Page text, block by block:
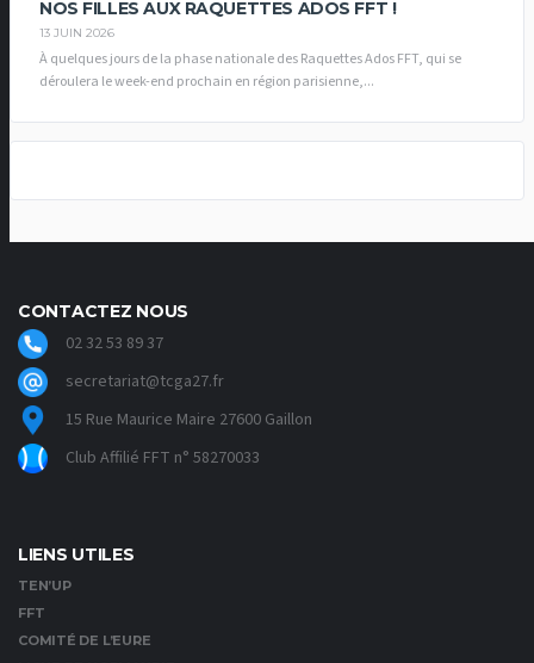
NOS FILLES AUX RAQUETTES ADOS FFT !
13 JUIN 2026
À quelques jours de la phase nationale des Raquettes Ados FFT, qui se
déroulera le week-end prochain en région parisienne,...
CONTACTEZ NOUS
02 32 53 89 37
secretariat@tcga27.fr
15 Rue Maurice Maire 27600 Gaillon
Club Affilié FFT n° 58270033
LIENS UTILES
TEN’UP
FFT
COMITÉ DE L’EURE